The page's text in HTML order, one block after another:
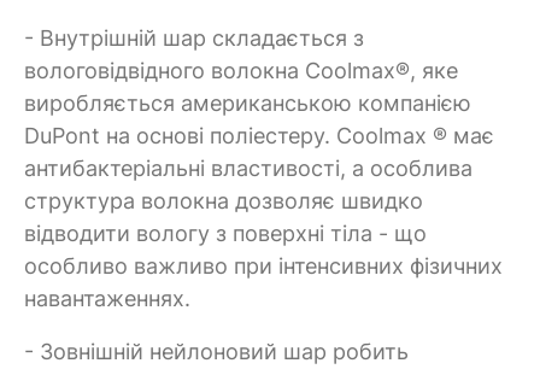
- Внутрішній шар складається з
вологовідвідного волокна Coolmax®, яке
виробляється американською компанією
DuPont на основі поліестеру. Coolmax ® має
антибактеріальні властивості, а особлива
структура волокна дозволяє швидко
відводити вологу з поверхні тіла - що
особливо важливо при інтенсивних фізичних
навантаженнях.
- Зовнішній нейлоновий шар робить